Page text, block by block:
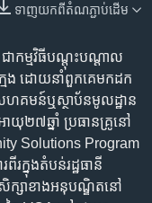
ទាញ​យក​ពី​តំណភ្ជាប់​ដើម
ា​កម្មវិធី​បណ្តុះបណ្តាល​
ង ដោយ​នាំ​ពួក​គេ​មក​ដក​
ហគមន៍​ឬ​ស្ថាប័ន​មូលដ្ឋាន​
យុ​២៧​ឆ្នាំ ​​ប្រធាន​គ្រូ​នៅ​
Solutions Program
រ​ក្នុង​តំបន់​រដ្ឋធានី​
ក្សា​ខាង​អនុបណ្ឌិត​នៅ​